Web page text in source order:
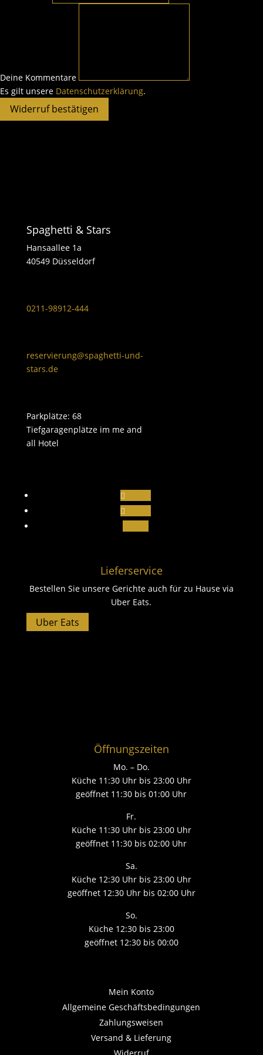
Deine Kommentare
Es gilt unsere Datenschutzerklärung.
Widerruf bestätigen
Spaghetti & Stars
Hansaallee 1a
40549 Düsseldorf
0211-98912-444
reservierung@spaghetti-und-
stars.de
Parkplätze: 68
Tiefgaragenplätze im me and
all Hotel
Lieferservice
Bestellen Sie unsere Gerichte auch für zu Hause via
Uber Eats.
Uber Eats
Öffnungszeiten
Mo. – Do.
Küche 11:30 Uhr bis 23:00 Uhr
geöffnet 11:30 bis 01:00 Uhr
Fr.
Küche 11:30 Uhr bis 23:00 Uhr
geöffnet 11:30 bis 02:00 Uhr
Sa.
Küche 12:30 Uhr bis 23:00 Uhr
geöffnet 12:30 Uhr bis 02:00 Uhr
So.
Küche 12:30 bis 23:00
geöffnet 12:30 bis 00:00
Mein Konto
Allgemeine Geschäftsbedingungen
Zahlungsweisen
Versand & Lieferung
Widerruf